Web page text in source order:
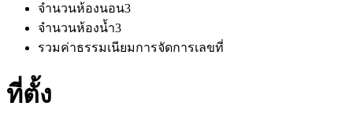
จำนวนห้องนอน3
จำนวนห้องน้ำ3
รวมค่าธรรมเนียมการจัดการเลขที่
ที่ตั้ง